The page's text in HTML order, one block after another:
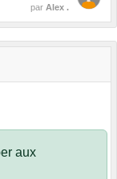
par Alex .
aux